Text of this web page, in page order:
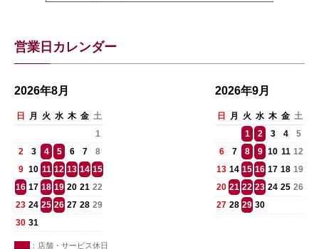
営業日カレンダー
2026年8月
日 月 火 水 木 金 土
1
2
3 4 5 6 7
8
9 10 11 12 13 14 15
16 17 18 19 20 21 22
23 24 25 26 27 28 29
30 31
2026年9月
日 月 火 水 木 金 土
1
2 3 4
5
6
7 8 9 10 11 12
13 14 15 16 17 18 19
20 21 22 23 24 25 26
27 28 29 30
：店舗・サービス休日